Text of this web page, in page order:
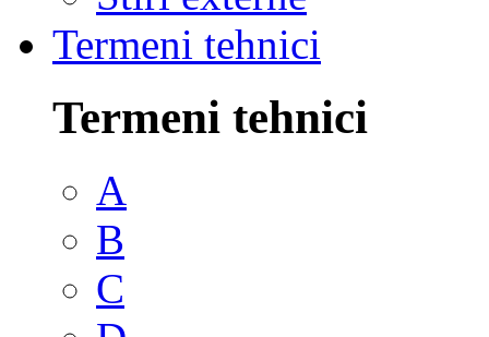
Termeni tehnici
Termeni tehnici
A
B
C